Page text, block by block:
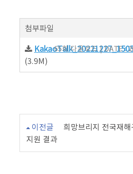
첨부파일
(3.9M)
65회 다운로드 | DATE :
이전글
희망브리지 전국재
지원 결과